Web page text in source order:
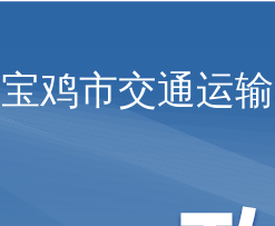
宝鸡市交通运